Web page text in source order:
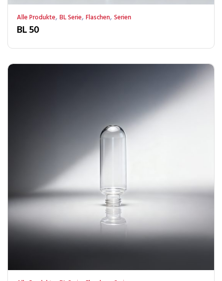
Alle Produkte, BL Serie, Flaschen, Serien
BL 50